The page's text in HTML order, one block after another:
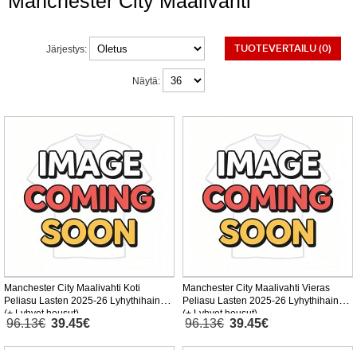
TUOTEVERTAILU (0)
Järjestys:
Näytä:
Manchester City Maalivahti Koti
Peliasu Lasten 2025-26 Lyhythihainen
(+ Lyhyet housut)
96.13€ 39.45€
Manchester City Maalivahti Vieras
Peliasu Lasten 2025-26 Lyhythihainen
(+ Lyhyet housut)
96.13€ 39.45€